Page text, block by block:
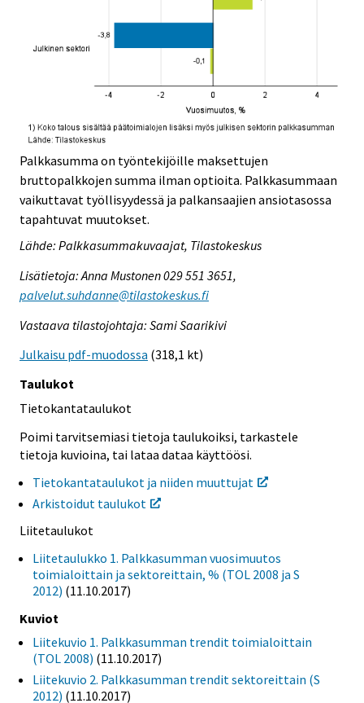
Palkkasumma on työntekijöille maksettujen
bruttopalkkojen summa ilman optioita. Palkkasummaan
vaikuttavat työllisyydessä ja palkansaajien ansiotasossa
tapahtuvat muutokset.
Lähde: Palkkasummakuvaajat, Tilastokeskus
Lisätietoja: Anna Mustonen 029 551 3651,
palvelut.suhdanne@tilastokeskus.fi
Vastaava tilastojohtaja: Sami Saarikivi
Julkaisu pdf-muodossa (318,1 kt)
Taulukot
Tietokantataulukot
Poimi tarvitsemiasi tietoja taulukoiksi, tarkastele
tietoja kuvioina, tai lataa dataa käyttöösi.
Tietokantataulukot ja niiden muuttujat
Arkistoidut taulukot
Liitetaulukot
Liitetaulukko 1. Palkkasumman vuosimuutos
toimialoittain ja sektoreittain, % (TOL 2008 ja S
2012) (11.10.2017)
Kuviot
Liitekuvio 1. Palkkasumman trendit toimialoittain
(TOL 2008) (11.10.2017)
Liitekuvio 2. Palkkasumman trendit sektoreittain (S
2012) (11.10.2017)